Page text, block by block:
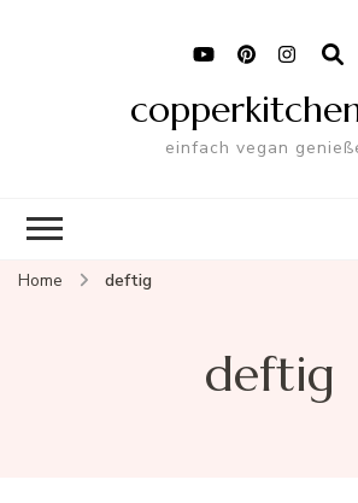
einfach vegan
Home deftig
deftig